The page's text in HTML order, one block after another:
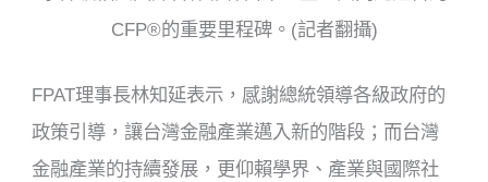
CFP®的重要里程碑。(記者翻攝)
FPAT理事長林知延表示，感謝總統領導各級政府的
政策引導，讓台灣金融產業邁入新的階段；而台灣
金融產業的持續發展，更仰賴學界、產業與國際社